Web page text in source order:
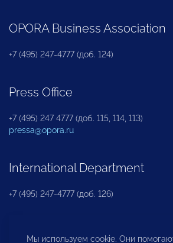
OPORA Business Association
+7 (495) 247-4777 (доб. 124)
Press Office
+7 (495) 247 4777 (доб. 115, 114, 113)
pressa@opora.ru
International Department
+7 (495) 247-4777 (доб. 126)
Business and Investment
Мы используем cookie. Они